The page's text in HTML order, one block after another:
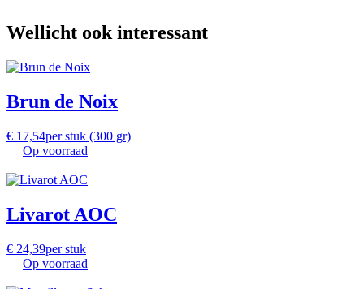
Wellicht ook interessant
Brun de Noix
€ 17,54per stuk (300 gr)
Op voorraad
Livarot AOC
€ 24,39per stuk
Op voorraad